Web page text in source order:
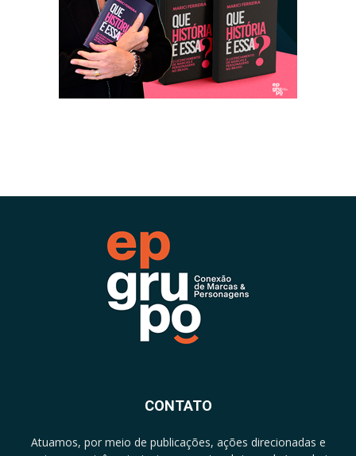
CONTATO
Atuamos, por meio de publicações, ações direcionadas e